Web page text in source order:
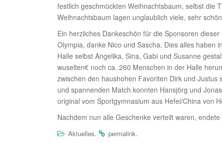
festlich geschmückten Weihnachtsbaum, selbst die
Weihnachtsbaum lagen unglaublich viele, sehr
Ein herzliches Dankeschön für die Sponsoren
Olympia, danke Nico und Sascha. Dies alles haben
Halle selbst Angelika, Sina, Gabi und Susanne
wuselten€ noch ca. 260 Menschen in der Halle
zwischen den haushohen Favoriten Dirk und
und spannenden Match konnten Hansjörg und
original vom Sportgymnasium aus Hefei/China von
Nachdem nun alle Geschenke verteilt waren,
Aktuelles. permalink.